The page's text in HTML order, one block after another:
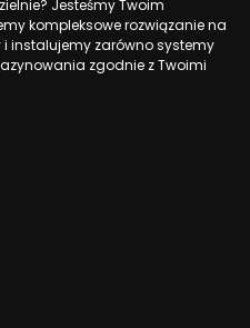
Jesteśmy Twoim
kompleksowe rozwiązanie na
i instalujemy zarówno systemy
zgodnie z Twoimi